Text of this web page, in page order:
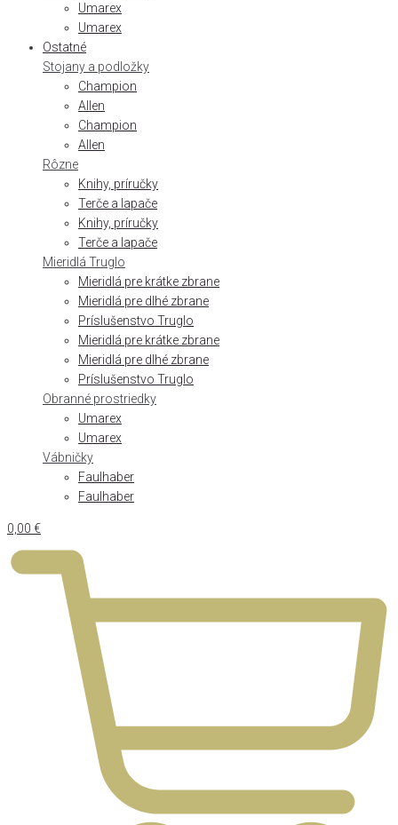
Umarex
Umarex
Ostatné
Stojany a podložky
Champion
Allen
Champion
Allen
Rôzne
Knihy, príručky
Terče a lapače
Knihy, príručky
Terče a lapače
Mieridlá Truglo
Mieridlá pre krátke zbrane
Mieridlá pre dlhé zbrane
Príslušenstvo Truglo
Mieridlá pre krátke zbrane
Mieridlá pre dlhé zbrane
Príslušenstvo Truglo
Obranné prostriedky
Umarex
Umarex
Vábničky
Faulhaber
Faulhaber
0,00 €